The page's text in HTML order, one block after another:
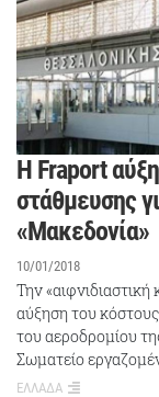
Η Fraport
στάθμευσης
«Μακεδονία»
10/01/2018
Την
αύξηση του
του αεροδρομίου
Σωματείο
ΕΛΛΑΔΑ